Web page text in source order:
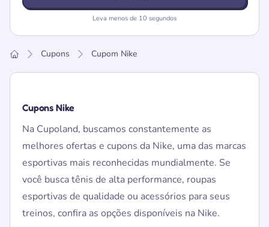
Leva menos de 10 segundos
Cupons Cupom Nike
Cupons Nike
Na Cupoland, buscamos constantemente as
melhores ofertas e cupons da Nike, uma das marcas
esportivas mais reconhecidas mundialmente. Se
você busca tênis de alta performance, roupas
esportivas de qualidade ou acessórios para seus
treinos, confira as opções disponíveis na Nike.